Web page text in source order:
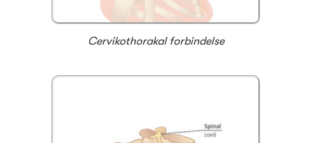
Cervikothorakal forbindelse